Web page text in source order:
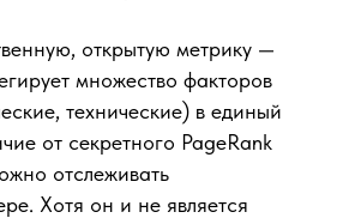
открытую метрику —
множество факторов
технические) в единый
от секретного PageRank
отслеживать
Хотя он и не является